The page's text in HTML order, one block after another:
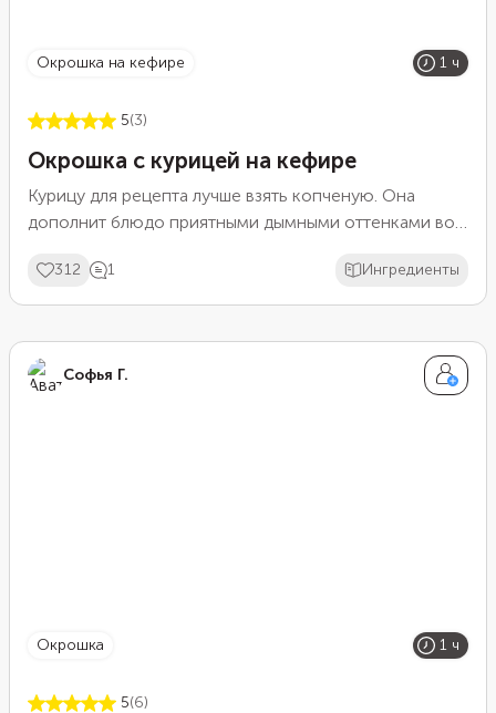
окрошка на кефире 1 ч
5(3)
Окрошка с курицей на кефире
Курицу для рецепта лучше взять копченую. Она
дополнит блюдо приятными дымными оттенками во
неизменными: картофель, яйца, огурцы, редис и
зелень. А вот заправка будет необычной. Смешайте
горчицей, лимонной кислотой, сахаром и специями.
Заправьте нарезку пряной смесью и залейте
312 1 Ингредиенты
Софья Г.
окрошка 1 ч
5(6)